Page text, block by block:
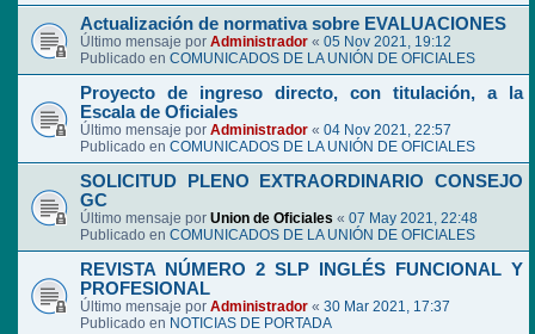
Actualización de normativa sobre EVALUACIONES
Último mensaje por Administrador « 05 Nov 2021, 19:12
Publicado en COMUNICADOS DE LA UNIÓN DE OFICIALES
Proyecto de ingreso directo, con titulación, a la
Escala de Oficiales
Último mensaje por Administrador « 04 Nov 2021, 22:57
Publicado en COMUNICADOS DE LA UNIÓN DE OFICIALES
SOLICITUD PLENO EXTRAORDINARIO CONSEJO
GC
Último mensaje por Union de Oficiales « 07 May 2021, 22:48
Publicado en COMUNICADOS DE LA UNIÓN DE OFICIALES
REVISTA NÚMERO 2 SLP INGLÉS FUNCIONAL Y
PROFESIONAL
Último mensaje por Administrador « 30 Mar 2021, 17:37
Publicado en NOTICIAS DE PORTADA